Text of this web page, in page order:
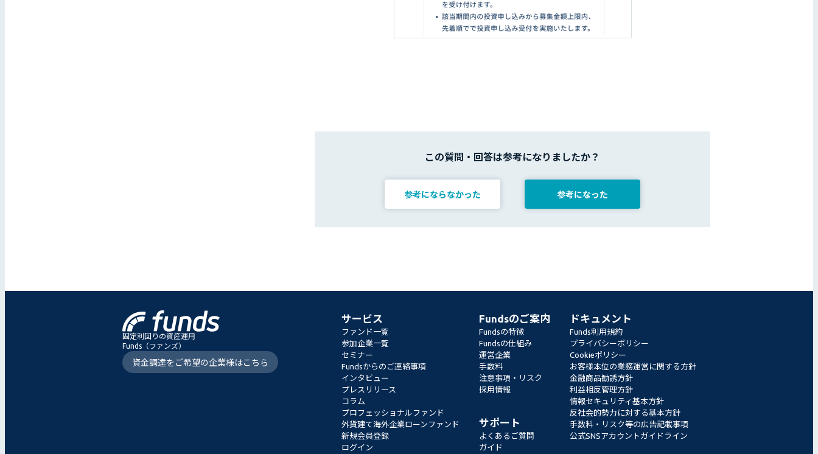
この質問・回答は参考になりましたか？
参考にならなかった 参考になった
固定利回りの資産運用
Funds（ファンズ）
資金調達をご希望の企業様はこちら
サービス
ファンド一覧
参加企業一覧
セミナー
Fundsからのご連絡事項
インタビュー
プレスリリース
コラム
プロフェッショナルファンド
外貨建て海外企業ローンファンド
新規会員登録
ログイン
Fundsのご案内
Fundsの特徴
Fundsの仕組み
運営企業
手数料
注意事項・リスク
採用情報
サポート
よくあるご質問
ガイド
ドキュメント
Funds利用規約
プライバシーポリシー
Cookieポリシー
お客様本位の業務運営に関する方針
金融商品勧誘方針
利益相反管理方針
情報セキュリティ基本方針
反社会的勢力に対する基本方針
手数料・リスク等の広告記載事項
公式SNSアカウントガイドライン